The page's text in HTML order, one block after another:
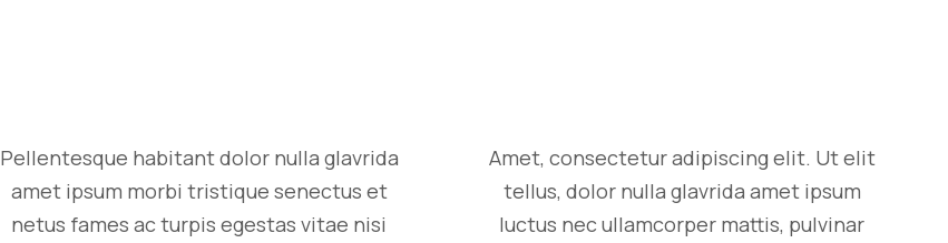
Pellentesque habitant dolor nulla glavrida
amet ipsum morbi tristique senectus et
netus fames ac turpis egestas vitae nisi
Amet, consectetur adipiscing elit. Ut elit
tellus, dolor nulla glavrida amet ipsum
luctus nec ullamcorper mattis, pulvinar